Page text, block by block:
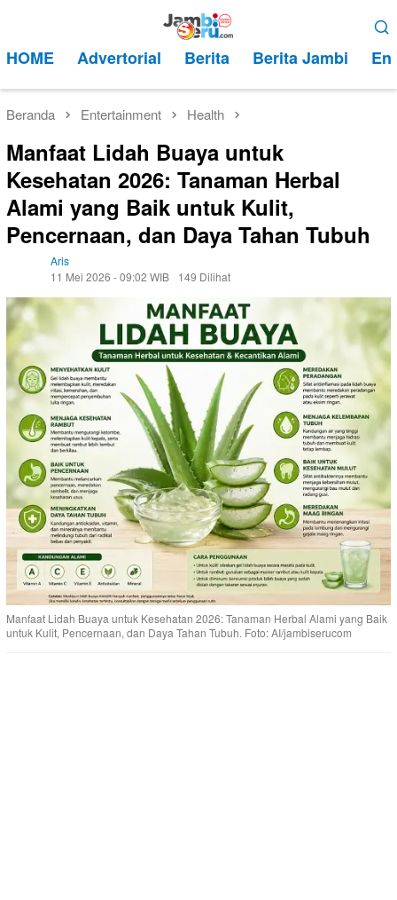
kontenMobile
HOME Advertorial Berita Berita Jambi
Beranda Entertainment Health
Manfaat Lidah Buaya untuk
Kesehatan 2026: Tanaman Herbal
Alami yang Baik untuk Kulit,
Pencernaan, dan Daya Tahan Tubuh
Aris
11 Mei 2026 - 09:02 WIB
149 Dilihat
Manfaat Lidah Buaya untuk Kesehatan 2026: Tanaman Herbal Alami yang Baik
untuk Kulit, Pencernaan, dan Daya Tahan Tubuh. Foto: AI/jambiserucom